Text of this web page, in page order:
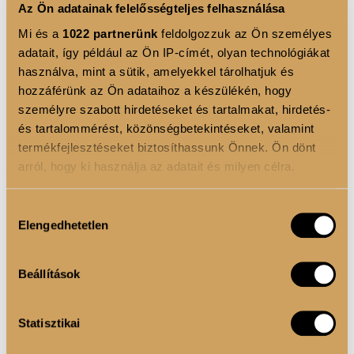
Az Ön adatainak felelősségteljes felhasználása
Mi és a 1022 partnerünk feldolgozzuk az Ön személyes
adatait, így például az Ön IP-címét, olyan technológiákat
használva, mint a sütik, amelyekkel tárolhatjuk és
hozzáférünk az Ön adataihoz a készülékén, hogy
személyre szabott hirdetéseket és tartalmakat, hirdetés-
és tartalommérést, közönségbetekintéseket, valamint
termékfejlesztéseket biztosíthassunk Önnek. Ön dönt
arról, hogy ki használja az adatait és milyen célra.
Információgyűjtés az Ön földrajzi elhelyezkedéséről
Az Ön készülékén beazonosítása annak konkrét
tulajdonságainak (ujjlenyomat) aktív ellenőrzésével
módjairól és adja meg preferenciáit a
kiválasztása
Elengedhetetlen
Beállítások
Statisztikai
egyben a sminkelési lépéseket is jelölik, segítve a
kezdőket.
• Szkvalánnal és Aloe Verával dúsítva : A prémium
hatóanyagok táplálják a szemhéj érzékeny bőrét,
meggátolva a por állagú festék textúrájának
csomósodását vagy kiszáradását.
•Multidimenziós ragyogás:A duokróm és multi-
króm színek nedves hatású, fémes reflexiókat
Sminkes tipp: